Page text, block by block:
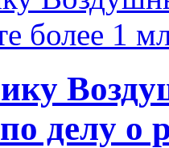
делу о